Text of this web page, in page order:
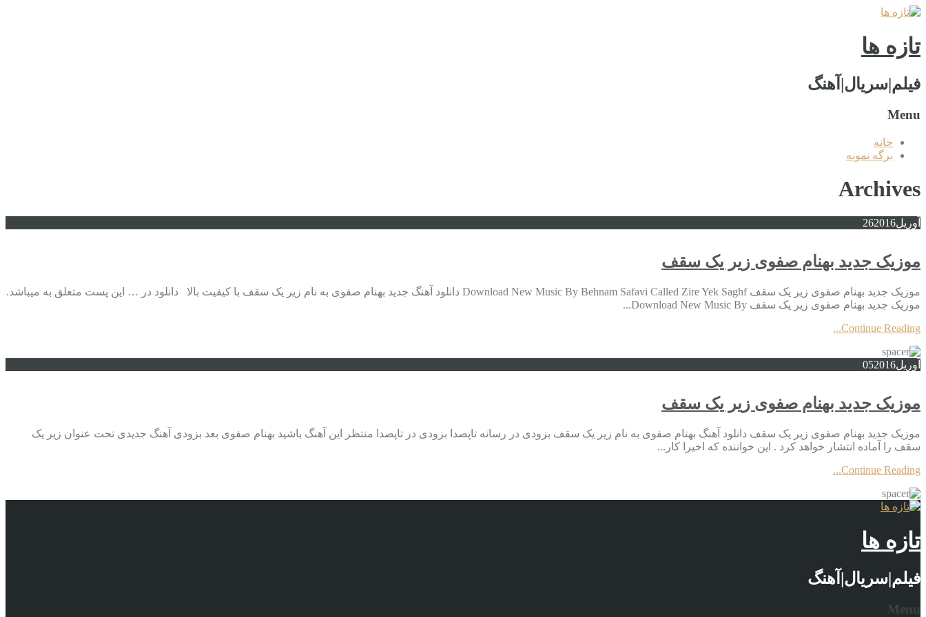
تازه ها
فیلم|سریال|آهنگ
Menu
خانه
برگه نمونه
Archives
آوریل 262016
موزیک جدید بهنام صفوی زیر یک سقف
موزیک جدید بهنام صفوی زیر یک سقف Download New Music By Behnam Safavi Called Zire Yek Saghf دانلود آهنگ جدید بهنام صفوی به نام زیر یک سقف با کیفیت بالا دانلود در … این پست متعلق به میباشد.
موزیک جدید بهنام صفوی زیر یک سقف Download New Music By...
Continue Reading...
آوریل 052016
موزیک جدید بهنام صفوی زیر یک سقف
موزیک جدید بهنام صفوی زیر یک سقف دانلود آهنگ بهنام صفوی به نام زیر یک سقف بزودی در رسانه تاپصدا بزودی در تاپصدا منتظر این آهنگ باشید بهنام صفوی بعد بزودی آهنگ جدیدی تحت عنوان زیر یک
سقف را آماده انتشار خواهد کرد . این خواننده که اخیرا کار...
Continue Reading...
تازه ها
فیلم|سریال|آهنگ
Menu